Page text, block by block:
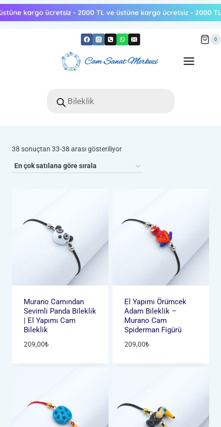
Skip
to
0
search
38 sonuçtan 33-38 arası gösteriliyorPopülerliğe
Murano Camından
Sevimli Panda Bileklik
| El Yapımı Cam
Bileklik
209,00₺
El Yapımı Örümcek
Adam Bileklik –
Murano Cam
Spiderman Figürü
209,00₺